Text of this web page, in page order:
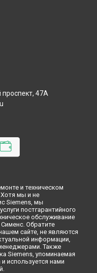
Siemens в
Siemens в
Siemens в
Siemens в
Siemens в
Siemens вЛипецке
проспект, 47А
и техническом
мы и не
Siemens, мы
постгарантийного
обслуживание
Обратите
сайте, не являются
информации,
Также
Siemens, упоминаемая
используется нами